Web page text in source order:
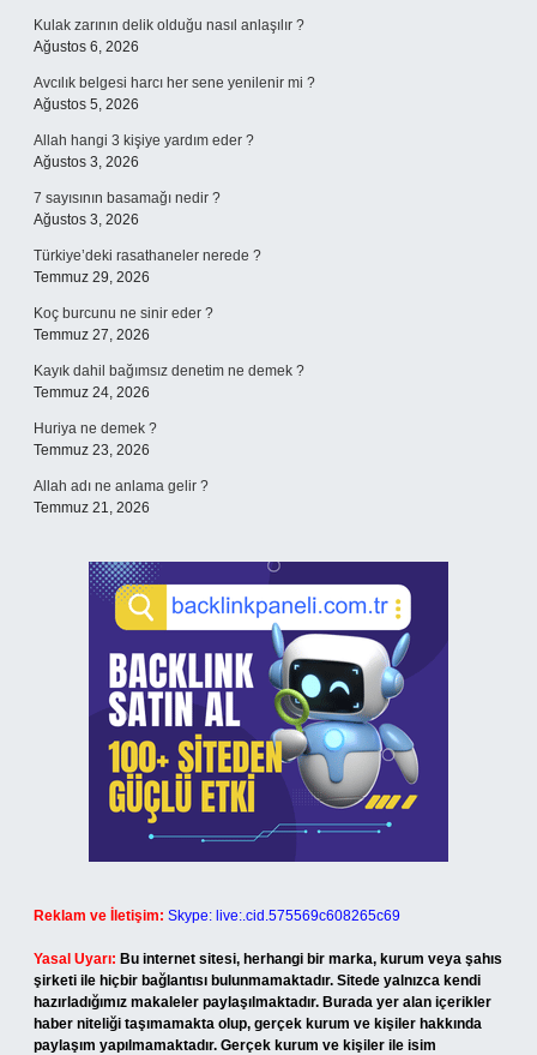
Kulak zarının delik olduğu nasıl anlaşılır ?
Ağustos 6, 2026
Avcılık belgesi harcı her sene yenilenir mi ?
Ağustos 5, 2026
Allah hangi 3 kişiye yardım eder ?
Ağustos 3, 2026
7 sayısının basamağı nedir ?
Ağustos 3, 2026
Türkiye’deki rasathaneler nerede ?
Temmuz 29, 2026
Koç burcunu ne sinir eder ?
Temmuz 27, 2026
Kayık dahil bağımsız denetim ne demek ?
Temmuz 24, 2026
Huriya ne demek ?
Temmuz 23, 2026
Allah adı ne anlama gelir ?
Temmuz 21, 2026
Reklam ve İletişim: Skype: live:.cid.575569c608265c69
Yasal Uyarı: Bu internet sitesi, herhangi bir marka, kurum veya şahıs
şirketi ile hiçbir bağlantısı bulunmamaktadır. Sitede yalnızca kendi
hazırladığımız makaleler paylaşılmaktadır. Burada yer alan içerikler
haber niteliği taşımamakta olup, gerçek kurum ve kişiler hakkında
paylaşım yapılmamaktadır. Gerçek kurum ve kişiler ile isim